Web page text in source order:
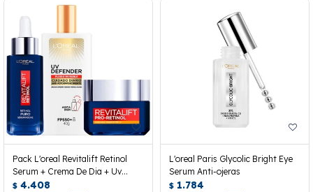
Pack L'oreal Revitalift Retinol
Serum + Crema De Dia + Uv
Defender
$ 4.408
L'oreal Paris Glycolic Bright Eye
Serum Anti-ojeras
$ 1.784